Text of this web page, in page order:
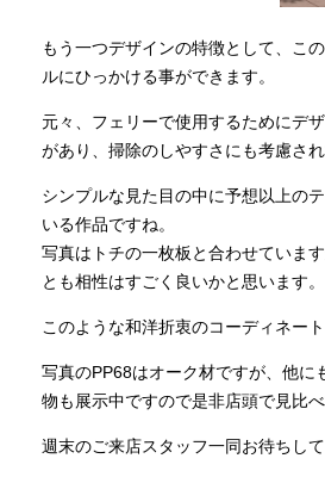
もう一つデザインの特徴として、こ
ルにひっかける事ができます。
元々、フェリーで使用するためにデ
があり、掃除のしやすさにも考慮され
シンプルな見た目の中に予想以上の
いる作品ですね。
写真はトチの一枚板と合わせていま
とも相性はすごく良いかと思います。
このような和洋折衷のコーディネー
写真のPP68はオーク材ですが、他に
物も展示中ですので是非店頭で見比
週末のご来店スタッフ一同お待ちして